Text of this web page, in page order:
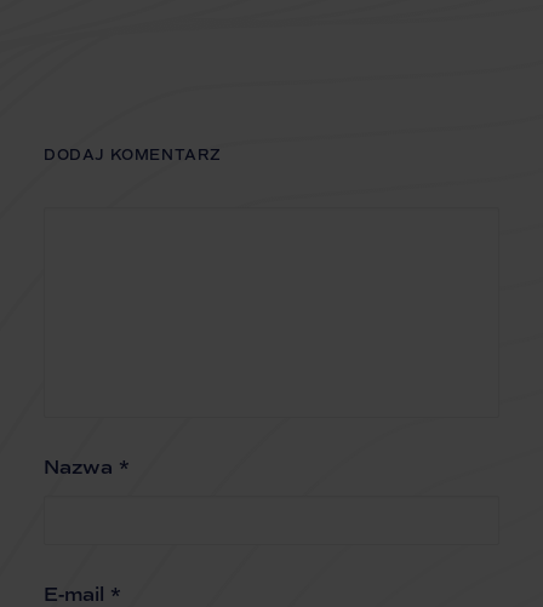
DODAJ KOMENTARZ
Nazwa *
E-mail *